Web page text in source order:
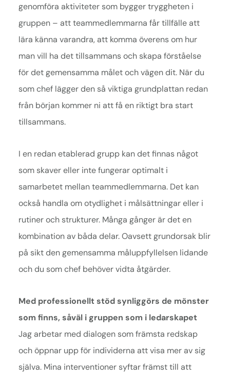
genomföra aktiviteter som bygger tryggheten i
gruppen – att teammedlemmarna får tillfälle att
lära känna varandra, att komma överens om hur
man vill ha det tillsammans och skapa förståelse
för det gemensamma målet och vägen dit. När du
som chef lägger den så viktiga grundplattan redan
från början kommer ni att få en riktigt bra start
tillsammans.
I en redan etablerad grupp kan det finnas något
som skaver eller inte fungerar optimalt i
samarbetet mellan teammedlemmarna. Det kan
också handla om otydlighet i målsättningar eller i
rutiner och strukturer. Många gånger är det en
kombination av båda delar. Oavsett grundorsak blir
på sikt den gemensamma måluppfyllelsen lidande
och du som chef behöver vidta åtgärder.
Med professionellt stöd synliggörs de mönster
som finns, såväl i gruppen som i ledarskapet
Jag arbetar med dialogen som främsta redskap
och öppnar upp för individerna att visa mer av sig
själva. Mina interventioner syftar främst till att